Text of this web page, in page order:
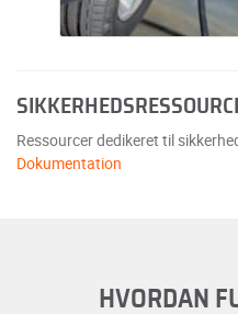
Ressourcer dedikeret til
Dokumentation
HVORDAN